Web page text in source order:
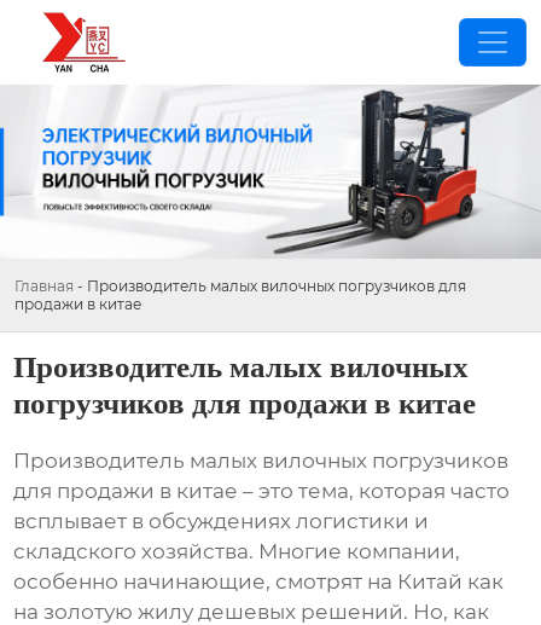
Главная - Производитель малых вилочных погрузчиков для
продажи в китае
Производитель малых вилочных
погрузчиков для продажи в китае
Производитель малых вилочных погрузчиков
для продажи в китае – это тема, которая часто
всплывает в обсуждениях логистики и
складского хозяйства. Многие компании,
особенно начинающие, смотрят на Китай как
на золотую жилу дешевых решений. Но, как